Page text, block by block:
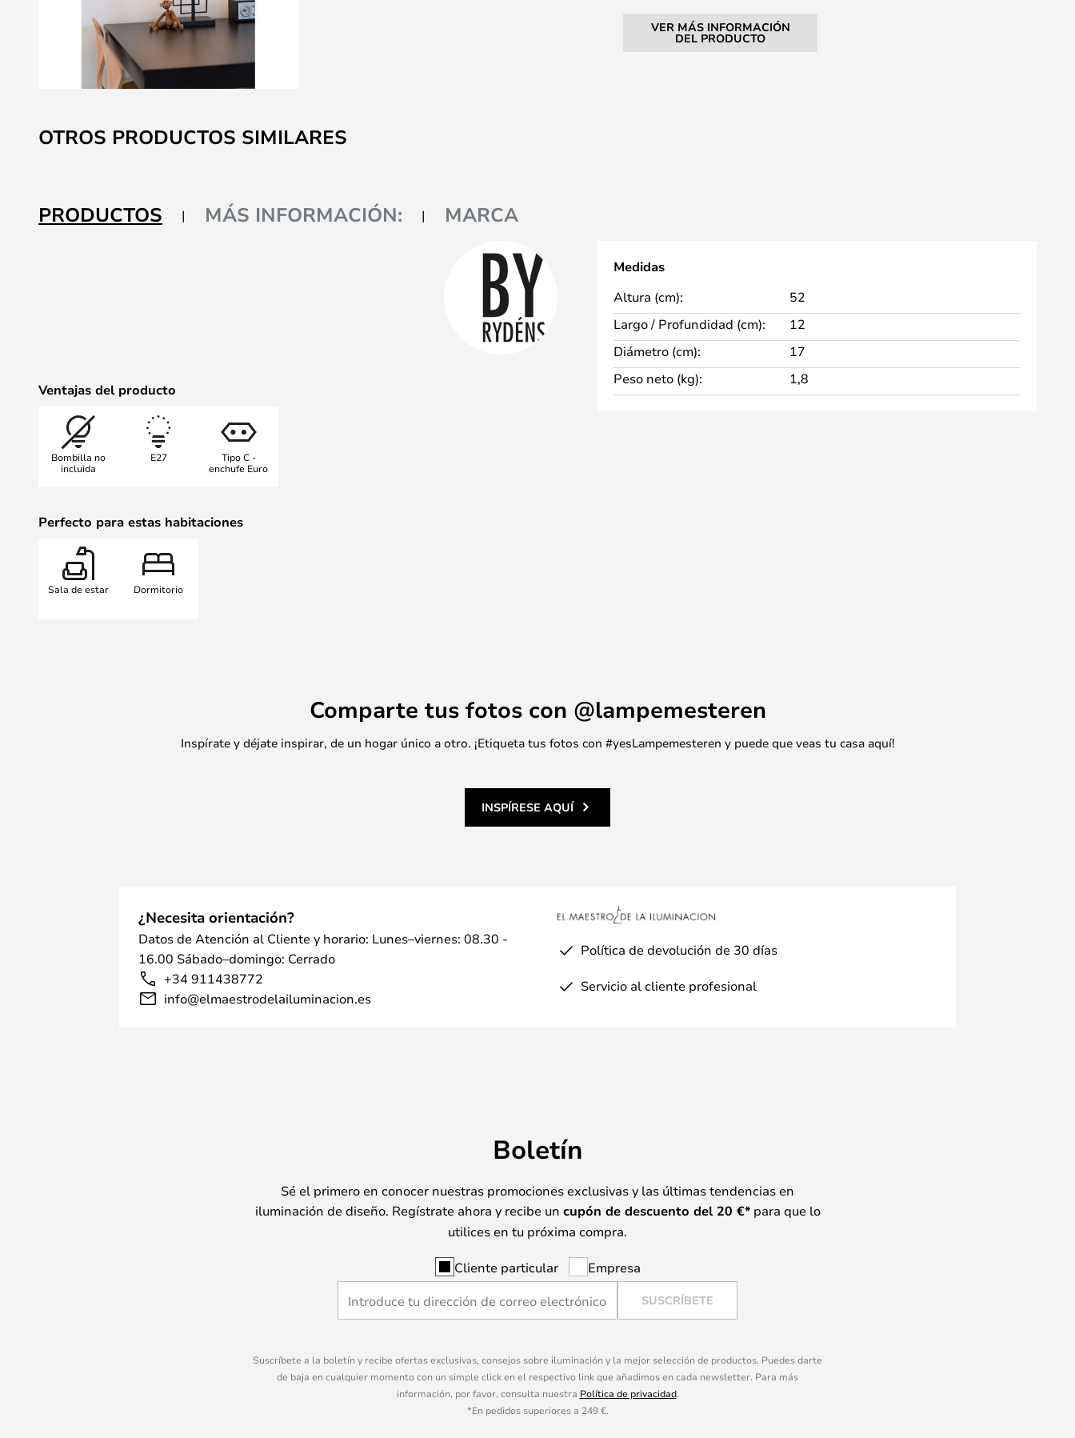
al
comienzo
galería
de
VER MÁS INFORMACIÓN
DEL PRODUCTO
OTROS PRODUCTOS SIMILARES
PRODUCTOS MÁS INFORMACIÓN: MARCA
Ventajas del producto
Bombilla no
incluida
E27
Tipo C -
enchufe Euro
Perfecto para estas habitaciones
Sala de estar Dormitorio
Medidas
Altura (cm):
52
Largo / Profundidad (cm):
12
Diámetro (cm):
17
Peso neto (kg):
1,8
Comparte tus fotos con @lampemesteren
Inspírate y déjate inspirar, de un hogar único a otro. ¡Etiqueta tus fotos con #yesLampemesteren y puede que veas tu casa aquí!
INSPÍRESE AQUÍ
¿Necesita orientación?
Datos de Atención al Cliente y horario: Lunes–viernes: 08.30 -
16.00 Sábado–domingo: Cerrado
+34 911438772
info@elmaestrodelailuminacion.es
Política de devolución de 30 días
Servicio al cliente profesional
Boletín
Sé el primero en conocer nuestras promociones exclusivas y las últimas tendencias en
iluminación de diseño. Regístrate ahora y recibe un cupón de descuento del 20 €*para que lo
utilices en tu próxima compra.
Cliente particular Empresa
SUSCRÍBETE
Suscríbete a la boletín y recibe ofertas exclusivas, consejos sobre iluminación y la mejor selección de productos. Puedes darte
de baja en cualquier momento con un simple click en el respectivo link que añadimos en cada newsletter. Para más
información, por favor, consulta nuestra Política de privacidad.
*En pedidos superiores a 249 €.